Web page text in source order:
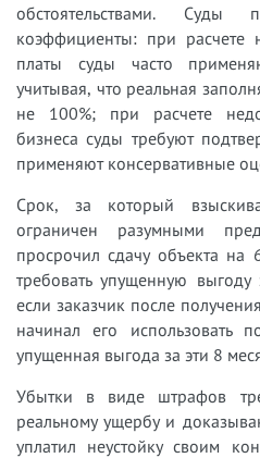
обстоятельствами. Суды
коэффициенты: при расчете
платы суды часто
учитывая, что реальная
не 100%; при расчете
бизнеса суды требуют
применяют консервативные
Срок, за который
ограничен разумными
просрочил сдачу объекта на
требовать упущенную
если заказчик после
начинал его использовать
упущенная выгода за эти 8
Убытки в виде штрафов
реальному ущербу и
уплатил неустойку своим